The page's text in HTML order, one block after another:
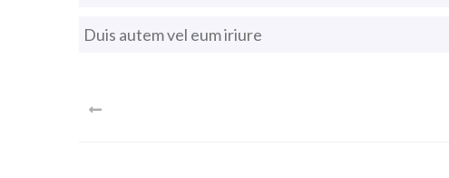
Duis autem vel eum iriure
PREV